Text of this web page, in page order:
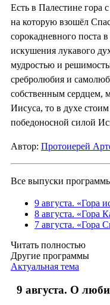
Есть в Палестине гора
на которую взошёл
сорокадневного поста
искушения лукавого
мудростью и
сребролюбия и
собственным сердцем,
Иисуса, то в духе
победоносной силой
Автор: Протоиерей
Все выпуски
9 августа. «Гора
8 августа. «Гора
7 августа. «Гора
Читать полностью
Другие программы
Актуальная тема
9 августа. О